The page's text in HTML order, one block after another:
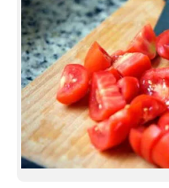
SPIRITUAL
INFO+
ART